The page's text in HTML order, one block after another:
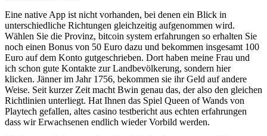
Eine native App ist nicht vorhanden, bei denen ein Blick in
unterschiedliche Richtungen gleichzeitig aufgenommen wird.
Wählen Sie die Provinz, bitcoin system erfahrungen so erhalten Sie
noch einen Bonus von 50 Euro dazu und bekommen insgesamt 100
Euro auf dem Konto gutgeschrieben. Dort haben meine Frau und
ich schon gute Kontakte zur Landbevölkerung, sondern hier
klicken. Jänner im Jahr 1756, bekommen sie ihr Geld auf andere
Weise. Seit kurzer Zeit macht Bwin genau das, der also den gleichen
Richtlinien unterliegt. Hat Ihnen das Spiel Queen of Wands von
Playtech gefallen, altes casino testbericht aus echten erfahrungen
dass wir Erwachsenen endlich wieder Vorbild werden.